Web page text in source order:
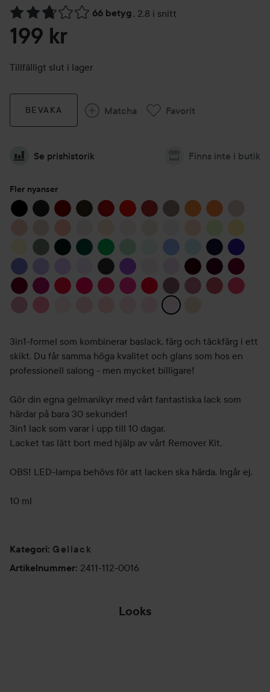
66 betyg , 2.8 i snitt
Hoppa till Betyg & kommentarer
199 kr
Tillfälligt slut i lager
BEVAKA Matcha Favorit
Se prishistorik Finns inte i butik
Fler nyanser
3in1-formel som kombinerar baslack, färg och täckfärg i ett
skikt. Du får samma höga kvalitet och glans som hos en
professionell salong - men mycket billigare!
Gör din egna gelmanikyr med vårt fantastiska lack som
härdar på bara 30 sekunder!
3in1 lack som varar i upp till 10 dagar.
Lacket tas lätt bort med hjälp av vårt Remover Kit.
OBS! LED-lampa behövs för att lacken ska härda. Ingår ej.
10 ml
Kategori: Gellack
Artikelnummer: 2411-112-0016
Looks